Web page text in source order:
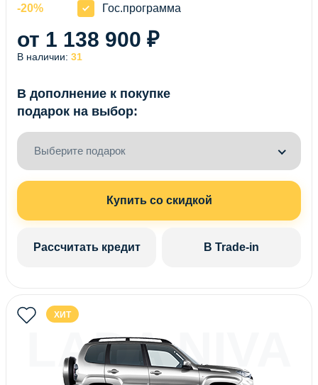
-20%
Гос.программа
от 1 138 900 ₽
В наличии: 31
В дополнение к покупке
подарок на выбор:
Выберите подарок
Купить со скидкой
Рассчитать кредит В Trade-in
ХИТ
LADA NIVA